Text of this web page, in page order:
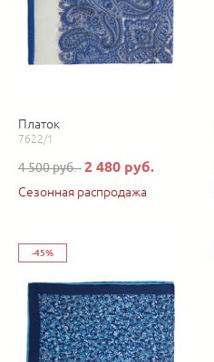
Платок
7622/1
4 500 руб.2 480 руб.
Сезонная распродажа
-45%